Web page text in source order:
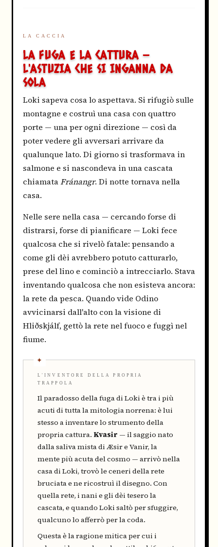
LA CACCIA
LA FUGA E LA CATTURA —
L'ASTUZIA CHE SI INGANNA DA
SOLA
Loki sapeva cosa lo aspettava. Si rifugiò sulle
montagne e costruì una casa con quattro
porte — una per ogni direzione — così da
poter vedere gli avversari arrivare da
qualunque lato. Di giorno si trasformava in
salmone e si nascondeva in una cascata
chiamataFránangr. Di notte tornava nella
casa.
Nelle sere nella casa — cercando forse di
distrarsi, forse di pianificare — Loki fece
qualcosa che si rivelò fatale: pensando a
come gli dèi avrebbero potuto catturarlo,
prese del lino e cominciò a intrecciarlo. Stava
inventando qualcosa che non esisteva ancora:
la rete da pesca. Quando vide Odino
avvicinarsi dall'alto con la visione di
Hliðskjálf, gettò la rete nel fuoco e fuggì nel
fiume.
L'INVENTORE DELLA PROPRIA
TRAPPOLA
Il paradosso della fuga di Loki è tra i più
acuti di tutta la mitologia norrena: è lui
stesso a inventare lo strumento della
propria cattura. Kvasir — il saggio nato
dalla saliva mista di Æsir e Vanir, la
mente più acuta del cosmo — arrivò nella
casa di Loki, trovò le ceneri della rete
bruciata e ne ricostruì il disegno. Con
quella rete, i nani e gli dèi tesero la
cascata, e quando Loki saltò per sfuggire,
qualcuno lo afferrò per la coda.
Questa è la ragione mitica per cui i